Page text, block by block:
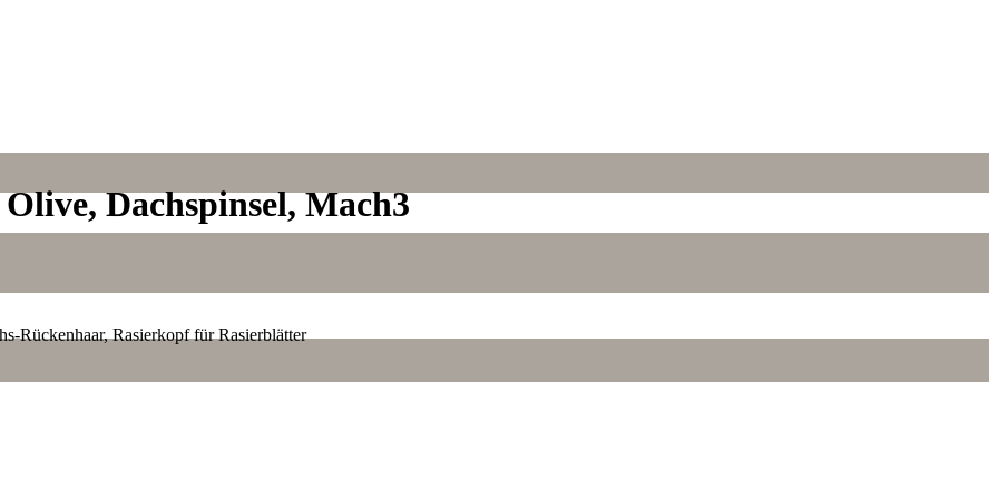
Dachspinsel, Mach3
Rückenhaar, Rasierkopf für Rasierblätter